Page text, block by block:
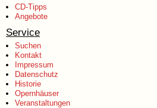
CD-Tipps
Angebote
Service
Suchen
Kontakt
Impressum
Datenschutz
Historie
Opernhäuser
Veranstaltungen